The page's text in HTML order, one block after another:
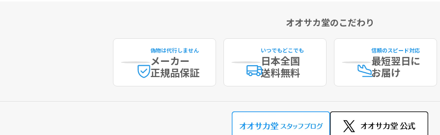
オオサカ堂のこだわり
偽物は代行しません
メーカー
正規品保証
いつでもどこでも
日本全国
送料無料
信頼のスピード対応
最短翌日に
お届け